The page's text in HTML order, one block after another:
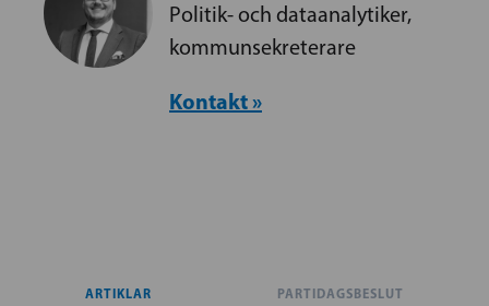
Politik- och dataanalytiker,
kommunsekreterare
Kontakt »
ARTIKLAR PARTIDAGSBESLUT